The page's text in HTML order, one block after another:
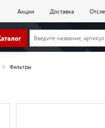
Акции Доставка
Фильтры